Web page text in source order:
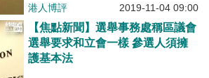
港人博評 2019-11-04 09:00
【焦點新聞】選舉事務處稱區議會
選舉要求和立會一樣 參選人須擁
護基本法